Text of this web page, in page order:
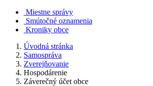
Miestne správy
Smútočné oznamenia
Kroniky obce
Úvodná stránka
Samospráva
Zverejňovanie
Hospodárenie
Záverečný účet obce